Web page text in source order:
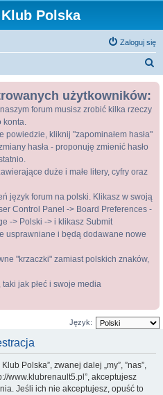
Polska
Zaloguj się
użytkowników:
forum musisz zrobić kilka rzeczy
konta.
kliknij "zapominałem hasła"
hasła - proponuję zmienić hasło
duże i małe litery, cyfry oraz
język forum na polski. Klikasz w swoją
Control Panel -> Board Preferences -
-> Polski -> i klikasz Submit
usprawniane i będą dodawane nowe
"krzaczki" zamiast polskich znaków,
jak płeć i swoje media
Język:
Polska”, zwanej dalej „my”, ”nas”,
www.klubrenault5.pl”, akceptujesz
Jeśli ich nie akceptujesz, opuść to